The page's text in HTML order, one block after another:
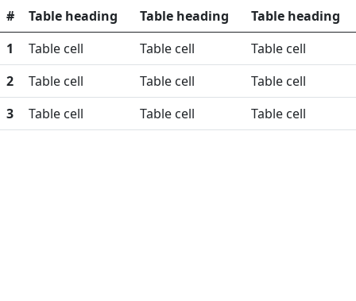
# Table heading Table heading
Table heading
1
Table cell Table cell
Table cell
2
Table cell Table cell
Table cell
3
Table cell Table cell Table cell